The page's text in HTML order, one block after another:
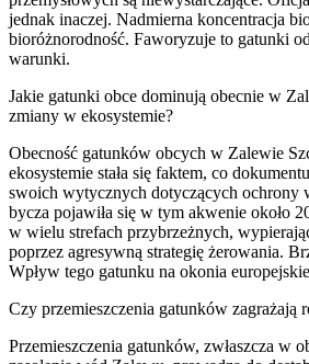
jednak inaczej. Nadmierna koncentracja
bioróżnorodność. Faworyzuje to gatunki
warunki.
Jakie gatunki obce dominują obecnie w
zmiany w ekosystemie?
Obecność gatunków obcych w Zalewie
ekosystemie stała się faktem, co
swoich wytycznych dotyczących ochrony
bycza pojawiła się w tym akwenie około
w wielu strefach przybrzeżnych,
poprzez agresywną strategię żerowania.
Wpływ tego gatunku na okonia
Czy przemieszczenia gatunków zagrażają
Przemieszczenia gatunków, zwłaszcza w